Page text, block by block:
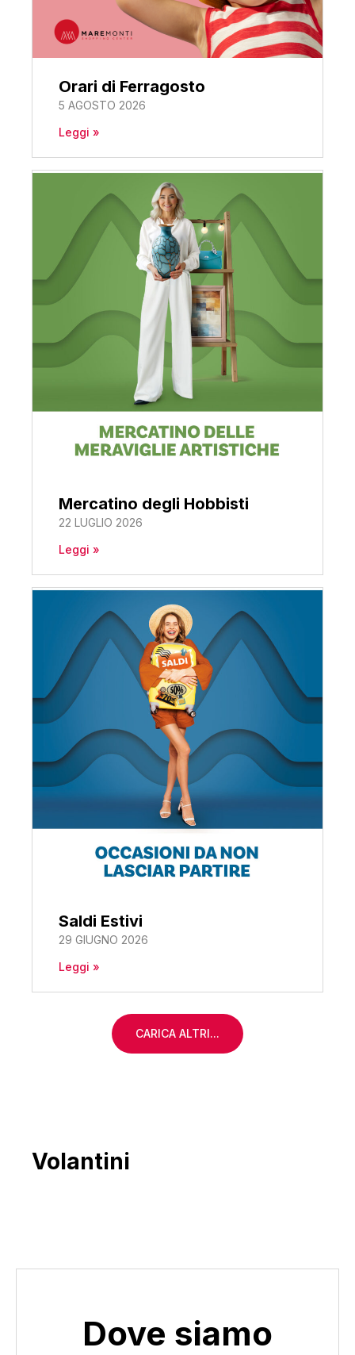
Orari di Ferragosto
5 AGOSTO 2026
Leggi »
Mercatino degli Hobbisti
22 LUGLIO 2026
Leggi »
Saldi Estivi
29 GIUGNO 2026
Leggi »
CARICA ALTRI...
Volantini
Dove siamo